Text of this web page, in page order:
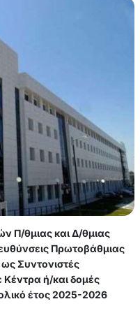
Π/θμιας και Δ/θμιας
Πρωτοβάθμιας
Συντονιστές
ή/και δομές
έτος 2025-2026